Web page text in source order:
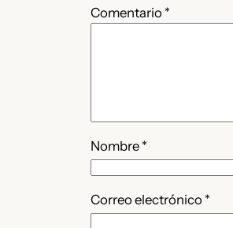
Comentario *
Nombre *
Correo electrónico *